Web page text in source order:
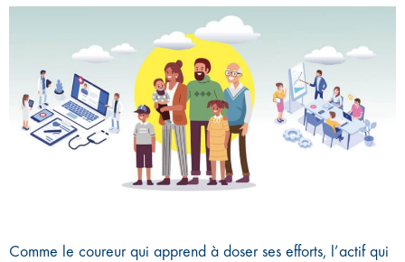
Comme le coureur qui apprend à doser ses efforts, l’actif qui